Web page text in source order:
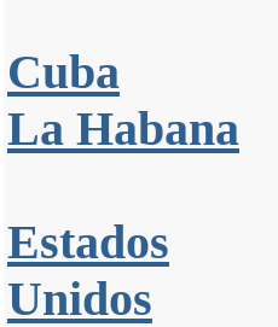
Cuba
La Habana
Estados
Unidos